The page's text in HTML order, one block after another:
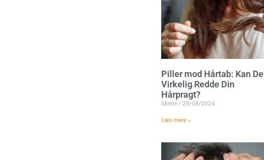
Piller mod Hårtab: Kan De
Virkelig Redde Din
Hårpragt?
Mette 29/08/2024
Læs mere »